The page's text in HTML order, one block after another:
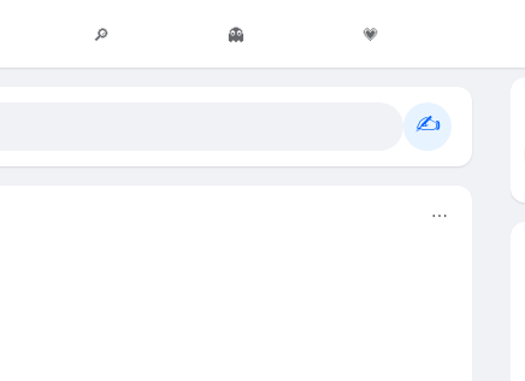
🔎 👻 💗
✍️
⋯